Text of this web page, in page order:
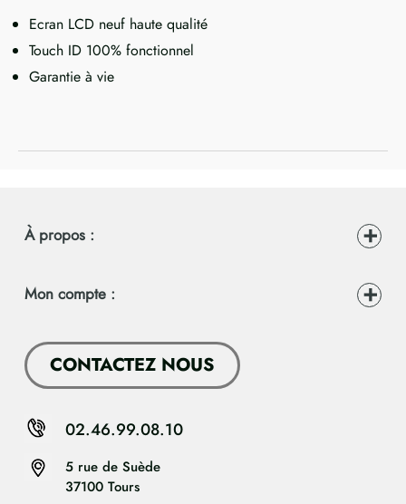
Ecran LCD neuf haute qualité
Touch ID 100% fonctionnel
Garantie à vie
À propos :
Mon compte :
CONTACTEZ NOUS
5 rue de Suède
37100 Tours
02.46.99.08.10